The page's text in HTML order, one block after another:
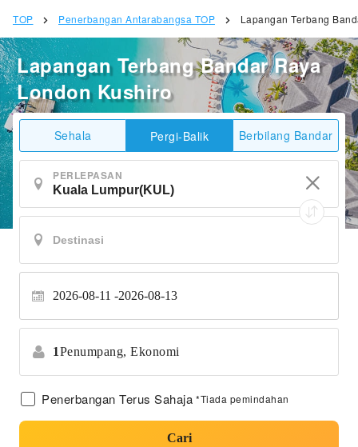
TOP Penerbangan Antarabangsa TOP Lapangan Terbang
Lapangan Terbang Bandar Raya
London Kushiro
Sehala Pergi-Balik Berbilang Bandar
PERLEPASAN
2026-08-11 2026-08-13
1Penumpang, Ekonomi
Penerbangan Terus Sahaja *Tiada pemindahan
Cari